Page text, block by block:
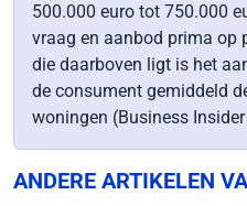
500.000 euro tot 750.000
vraag en aanbod prima op
die daarboven ligt is het
de consument gemiddeld
woningen (Business
ANDERE ARTIKELEN